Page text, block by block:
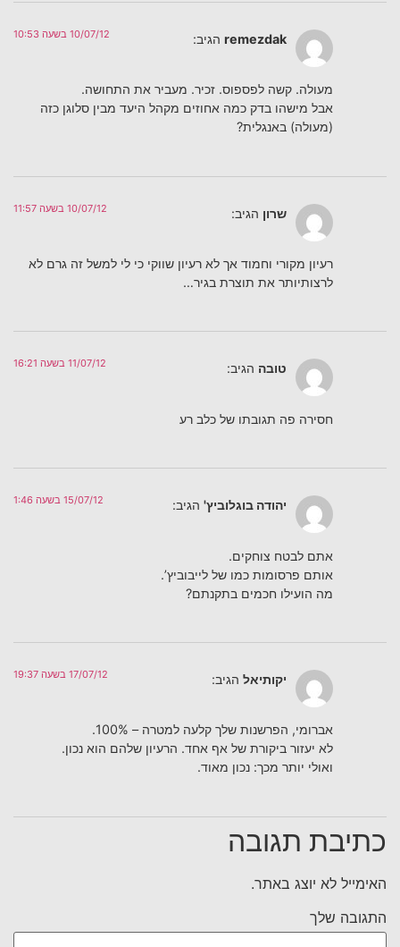
remezdak הגיב: 10/07/12 בשעה 10:53
מעולה. קשה לפספוס. זכיר. מעביר את התחושה.
אבל מישהו בדק כמה אחוזים מקהל היעד מבין סלוגן כזה
(מעולה) באנגלית?
שרון הגיב: 10/07/12 בשעה 11:57
רעיון מקורי וחמוד אך לא רעיון שווקי כי לי למשל זה גרם לא
לרצותיותר את תוצרת בגיר…
טובה הגיב: 11/07/12 בשעה 16:21
חסירה פה תגובתו של כלב רע
יהודה בוגלוביץ' הגיב: 15/07/12 בשעה 1:46
אתם לבטח צוחקים.
אותם פרסומות כמו של לייבוביץ’.
מה הועילו חכמים בתקנתם?
יקותיאל הגיב: 17/07/12 בשעה 19:37
אברומי, הפרשנות שלך קלעה למטרה – 100%.
לא יעזור ביקורת של אף אחד. הרעיון שלהם הוא נכון.
ואולי יותר מכך: נכון מאוד.
כתיבת תגובה
האימייל לא יוצג באתר.
התגובה שלך